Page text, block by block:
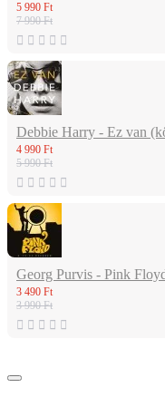
5 990 Ft
7 990 Ft
Debbie Harry - Ez van
4 990 Ft
5 990 Ft
Georg Purvis - Pink
3 490 Ft
3 990 Ft